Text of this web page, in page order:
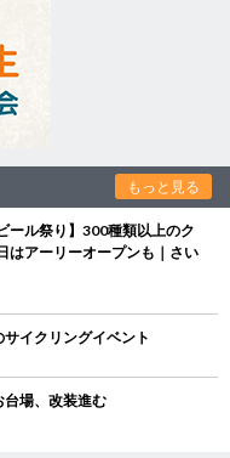
もっと見る
ール祭り】300種類以上のク
はアーリーオープンも｜さい
イクリングイベント
場、改装進む